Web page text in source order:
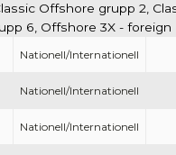
Offshore grupp 2,
6, Offshore 3X -
Nationell/Internationell
Nationell/Internationell
Nationell/Internationell